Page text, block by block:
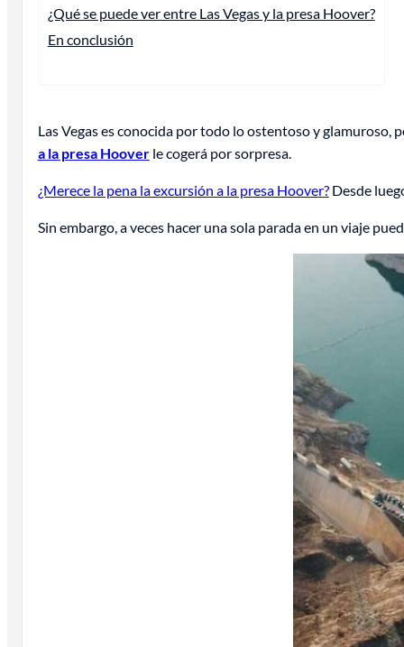
¿Qué se puede ver entre Las Vegas y la presa Hoover?
En conclusión
Las Vegas es conocida por todo lo ostentoso y glamuroso,
a la presa Hooverle cogerá por sorpresa.
¿Merece la pena la excursión a la presa Hoover?Desde
Sin embargo, a veces hacer una sola parada en un viaje